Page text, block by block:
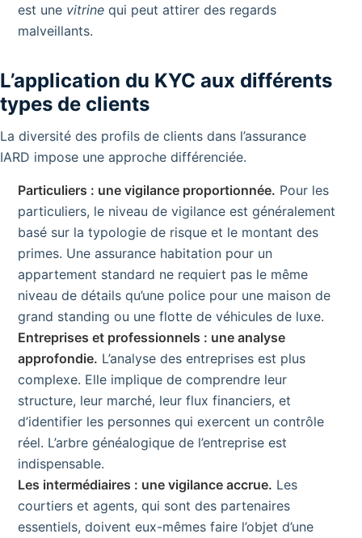
est une vitrine qui peut attirer des regards
malveillants.
L’application du KYC aux différents
types de clients
La diversité des profils de clients dans l’assurance
IARD impose une approche différenciée.
Particuliers : une vigilance proportionnée. Pour les
particuliers, le niveau de vigilance est généralement
basé sur la typologie de risque et le montant des
primes. Une assurance habitation pour un
appartement standard ne requiert pas le même
niveau de détails qu’une police pour une maison de
grand standing ou une flotte de véhicules de luxe.
Entreprises et professionnels : une analyse
approfondie. L’analyse des entreprises est plus
complexe. Elle implique de comprendre leur
structure, leur marché, leur flux financiers, et
d’identifier les personnes qui exercent un contrôle
réel. L’arbre généalogique de l’entreprise est
indispensable.
Les intermédiaires : une vigilance accrue. Les
courtiers et agents, qui sont des partenaires
essentiels, doivent eux-mêmes faire l’objet d’une